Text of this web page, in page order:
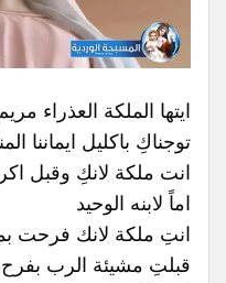
ايتها الملكة العذراء
توجناكِ باكليل ايماننا
انت ملكة لانكِ وقبل
اماً لابنه الوحيد
انتِ ملكة لانك فرحت
قبلتِ مشيئة الرب بفرح